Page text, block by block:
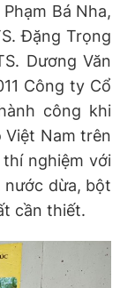
Phạm Bá Nha,
Đặng Trọng
Dương Văn
Công ty Cổ
công khi
Nam trên
nghiệm với
nước dừa, bột
cần thiết.